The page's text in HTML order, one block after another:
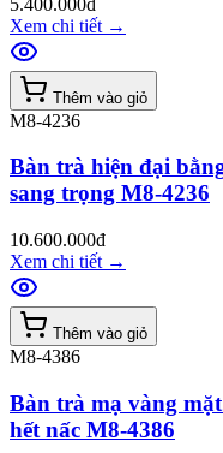
Xem chi tiết →
Thêm vào giỏ
M8-4236
Bàn trà hiện đại
sang trọng M8-4236
10.600.000đ
Xem chi tiết →
Thêm vào giỏ
M8-4386
Bàn trà mạ vàng
hết nấc M8-4386